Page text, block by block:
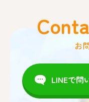
お
LINEで問